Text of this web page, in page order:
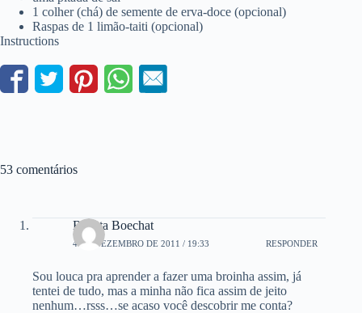
1 colher (chá) de semente de erva-doce (opcional)
Raspas de 1 limão-taiti (opcional)
Instructions
53 comentários
Renata Boechat
4 DE DEZEMBRO DE 2011 / 19:33 RESPONDER
Sou louca pra aprender a fazer uma broinha assim, já
tentei de tudo, mas a minha não fica assim de jeito
nenhum…rsss…se acaso você descobrir me conta?